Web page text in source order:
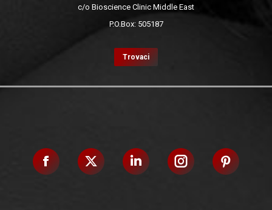
c/o Bioscience Clinic Middle East
P.O.Box: 505187
Trovaci
Facebook
X LinkedinInstagram